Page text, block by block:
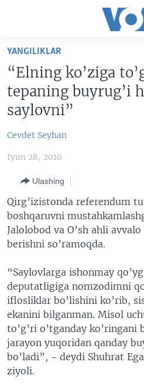
Boshiga
qayting
Qidiruvga
o'ting
MARKAZIY OSIYO
AMERIKA MANZARALARI
XALQARO HAYOT
VASHINGTON CHOYXONASI
VIDEO
XABARLAR SURATLARDA
IJTIMOIY TARMOQLAR
FACEBOOK
YOUTUBE
ODNOKLASSNIKI
TELEGRAM
TWITTER
SOUNDCLOUD
INGLIZ TILI DARSLARI
EDITORIAL
VOA
YANGILIKLAR
“Elning ko’ziga
tepaning buyrug’i
saylovni”
Cevdet Seyhan
Iyun 28, 2010
Ulashing
Qirg’izistonda referendum
boshqaruvni
Jalolobod va O’sh ahli
berishni so’ramoqda.
“Saylovlarga ishonmay
deputatligiga nomzodimni
iflosliklar bo’lishini ko’rib,
ekanini bilganman. Misol
to’g’ri o’tganday
jarayon yuqoridan qanday
bo’ladi”, - deydi Shuhrat
ziyoli.